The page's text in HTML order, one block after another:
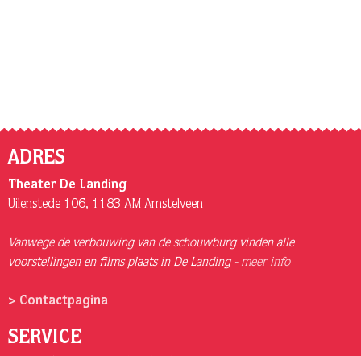
ADRES
Theater De Landing
Uilenstede 106, 1183 AM Amstelveen
Vanwege de verbouwing van de schouwburg vinden alle
voorstellingen en films plaats in De Landing - meer info
> Contactpagina
SERVICE